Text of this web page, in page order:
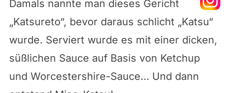
Damals nannte man dieses Gericht
„Katsureto“, bevor daraus schlicht „Katsu“
wurde. Serviert wurde es mit einer dicken,
süßlichen Sauce auf Basis von Ketchup
und Worcestershire-Sauce… Und dann